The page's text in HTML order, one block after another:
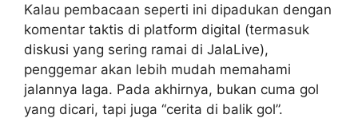
Kalau pembacaan seperti ini dipadukan dengan
komentar taktis di platform digital (termasuk
diskusi yang sering ramai di JalaLive),
penggemar akan lebih mudah memahami
jalannya laga. Pada akhirnya, bukan cuma gol
yang dicari, tapi juga “cerita di balik gol”.